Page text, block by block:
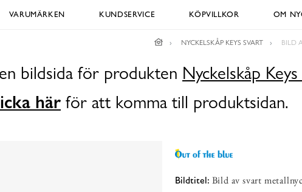
VARUMÄRKEN KUNDSERVICE KÖPVILLKOR OM
NYCKELSKÅP KEYS SVART BILD
bildsida för produkten Nyckelskåp
här för att komma till produktsidan.
Bildtitel: Bild av svart